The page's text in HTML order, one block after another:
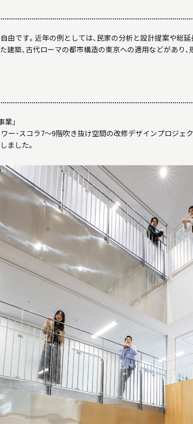
由です。近年の例としては、民家の分析と設計提案や総
建築、古代ローマの都市構造の東京への適用などがあり
」
ー･スコラ7〜9階吹き抜け空間の改修デザインプロジェ
ました。